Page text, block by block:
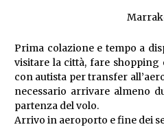
Prima colazione e tempo a
visitare la città, fare shopping
con autista per transfer
necessario arrivare almeno
partenza del volo.
Arrivo in aeroporto e fine dei